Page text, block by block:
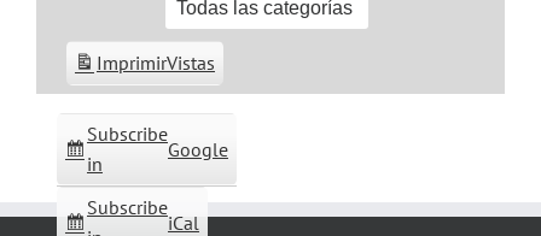
Todas las categorías
Subscribe
in
Google
Subscribe
iCal
ImprimirVistas